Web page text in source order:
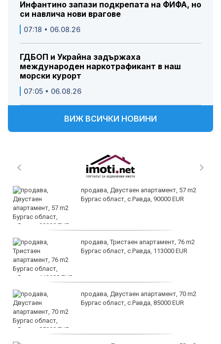
Инфантино запази подкрепата на ФИФА, но
си навлича нови врагове
07:18 • 06.08.26
ГДБОП и Украйна задържаха
международен наркотрафикант в наш
морски курорт
07:05 • 06.08.26
ВИЖ ВСИЧКИ НОВИНИ
продава, Двустаен апартамент, 57 m2
Бургас област, с.Равда, 90000 EUR
продава, Тристаен апартамент, 76 m2
Бургас област, с.Равда, 113000 EUR
продава, Двустаен апартамент, 70 m2
Бургас област, с.Равда, 85000 EUR